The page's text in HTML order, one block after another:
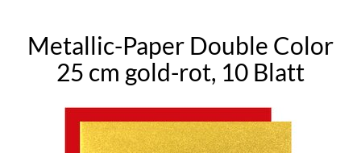
Metallic-Paper Double Color
25 cm gold-rot, 10 Blatt